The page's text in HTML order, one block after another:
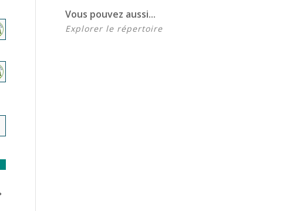
Vous pouvez aussi...
Explorer le répertoire